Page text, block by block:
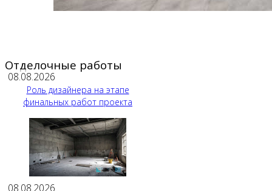
Отделочные работы
08.08.2026
Роль дизайнера на этапе
финальных работ проекта
08.08.2026